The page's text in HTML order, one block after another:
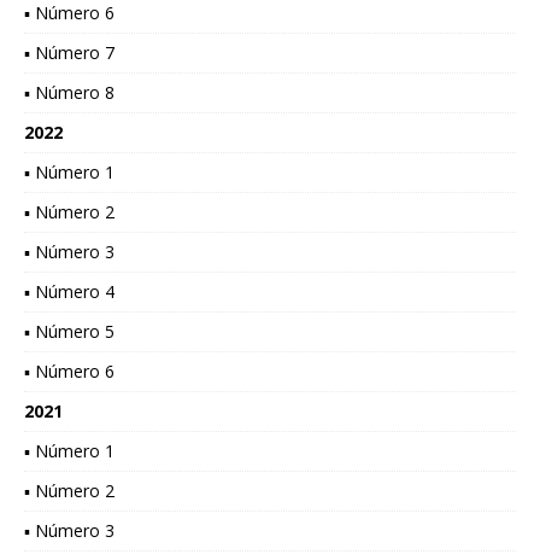
▪ Número 6
▪ Número 7
▪ Número 8
2022
▪ Número 1
▪ Número 2
▪ Número 3
▪ Número 4
▪ Número 5
▪ Número 6
2021
▪ Número 1
▪ Número 2
▪ Número 3